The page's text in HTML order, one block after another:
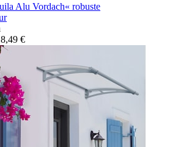
Alu Vordach« robuste
€